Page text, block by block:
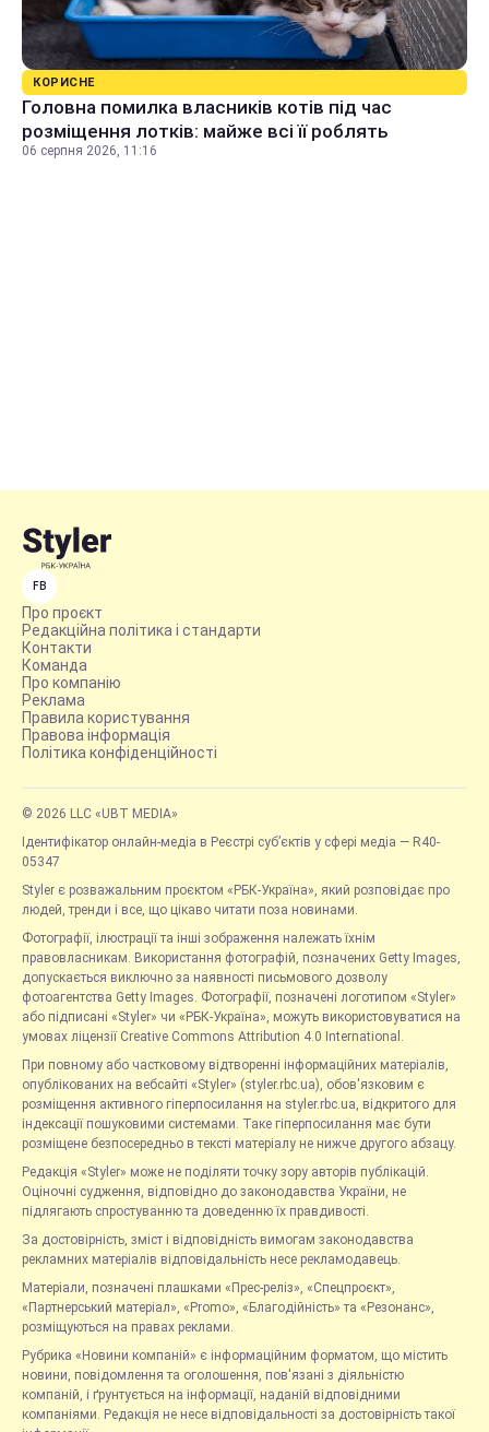
КОРИСНЕ
Головна помилка власників котів під час
розміщення лотків: майже всі її роблять
06 серпня 2026, 11:16
FB
Про проєкт
Редакційна політика і стандарти
Контакти
Команда
Про компанію
Реклама
Правила користування
Правова інформація
Політика конфіденційності
© 2026 LLC «UBT MEDIA»
Ідентифікатор онлайн-медіа в Реєстрі суб’єктів у сфері медіа — R40-
05347
Styler є розважальним проєктом «РБК-Україна», який розповідає про
людей, тренди і все, що цікаво читати поза новинами.
Фотографії, ілюстрації та інші зображення належать їхнім
правовласникам. Використання фотографій, позначених Getty Images,
допускається виключно за наявності письмового дозволу
фотоагентства Getty Images. Фотографії, позначені логотипом «Styler»
або підписані «Styler» чи «РБК-Україна», можуть використовуватися на
умовах ліцензії Creative Commons Attribution 4.0 International.
При повному або частковому відтворенні інформаційних матеріалів,
опублікованих на вебсайті «Styler» (styler.rbc.ua), обов'язковим є
розміщення активного гіперпосилання на styler.rbc.ua, відкритого для
індексації пошуковими системами. Таке гіперпосилання має бути
розміщене безпосередньо в тексті матеріалу не нижче другого абзацу.
Редакція «Styler» може не поділяти точку зору авторів публікацій.
Оціночні судження, відповідно до законодавства України, не
підлягають спростуванню та доведенню їх правдивості.
За достовірність, зміст і відповідність вимогам законодавства
рекламних матеріалів відповідальність несе рекламодавець.
Матеріали, позначені плашками «Прес-реліз», «Спецпроєкт»,
«Партнерський матеріал», «Promo», «Благодійність» та «Резонанс»,
розміщуються на правах реклами.
Рубрика «Новини компаній» є інформаційним форматом, що містить
новини, повідомлення та оголошення, пов'язані з діяльністю
компаній, і ґрунтується на інформації, наданій відповідними
компаніями. Редакція не несе відповідальності за достовірність такої